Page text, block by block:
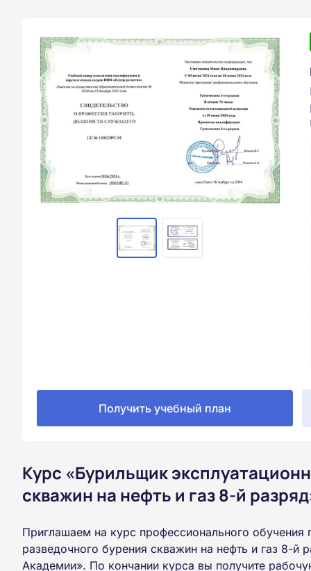
Получить учебный план
Курс «Бурильщик
скважин на нефть и газ 8-й
Приглашаем на курс профессионального
разведочного бурения скважин на нефть и газ 8-й
Академии». По кончании курса вы получите